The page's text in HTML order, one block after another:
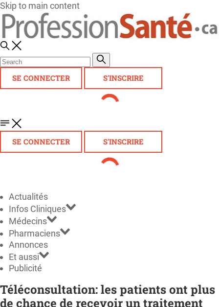
Skip to main content
SE CONNECTER S'INSCRIRE
SE CONNECTER S'INSCRIRE
Actualités
Infos Cliniques
Médecins
Pharmaciens
Annonces
Et aussi
Publicité
Téléconsultation: les patients ont plus
de chance de recevoir un traitement